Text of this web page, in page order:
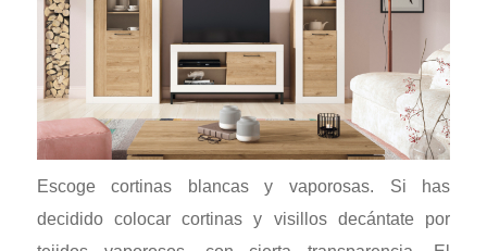
Escoge cortinas blancas y vaporosas. Si has
decidido colocar cortinas y visillos decántate por